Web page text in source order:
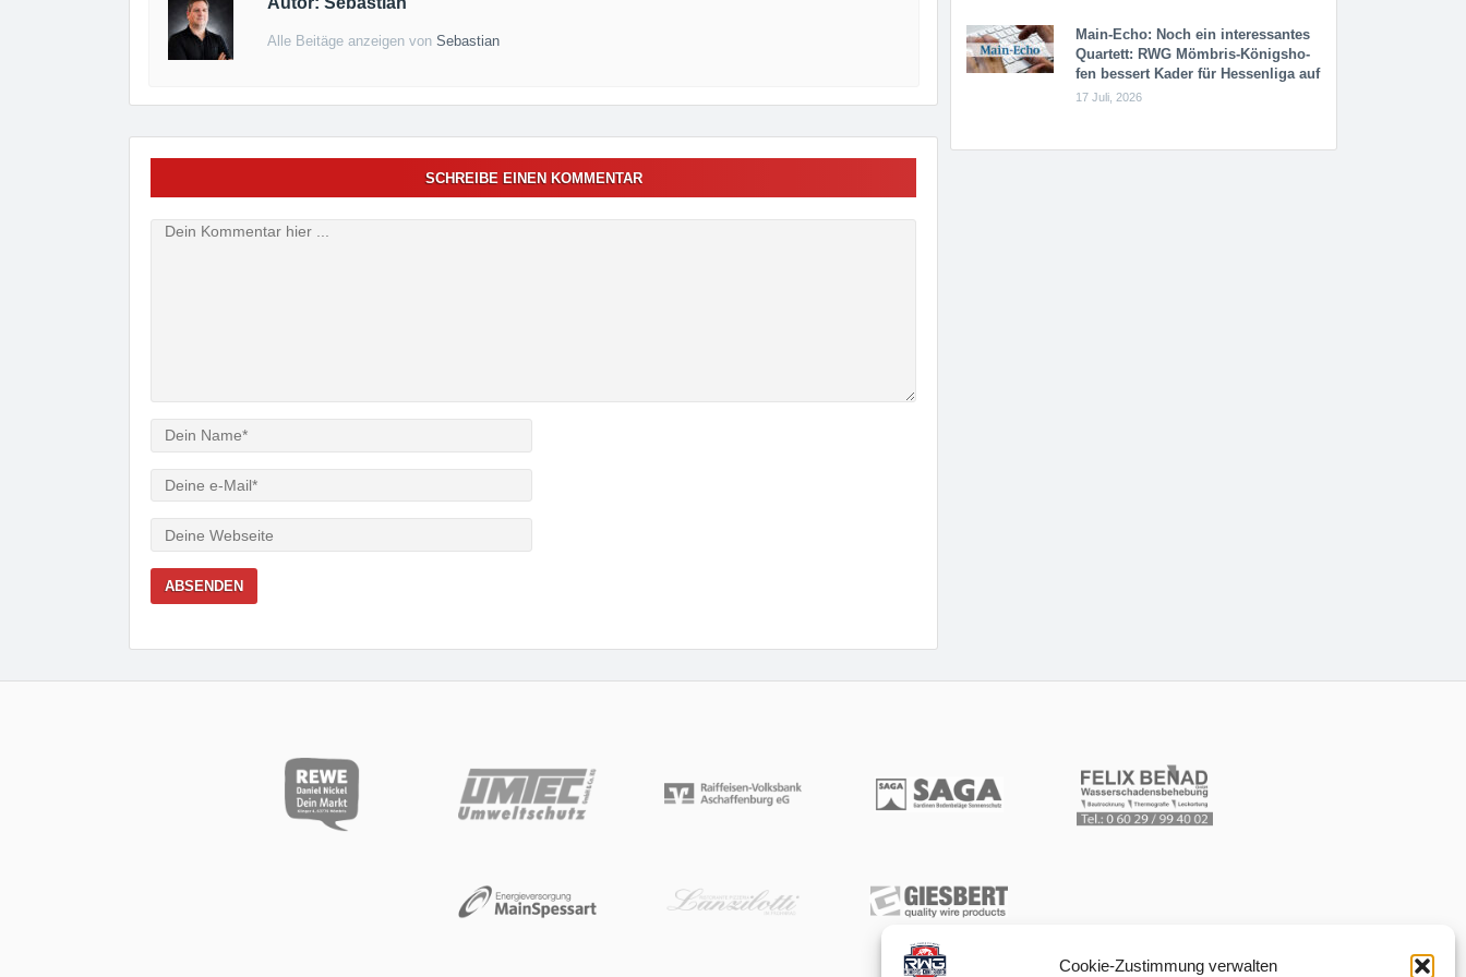
Cookie-Zustimmung verwalten
Alle Beitäge anzeigen vonSebastian
SCHREIBE EINEN KOMMENTAR
Verfasser
Mail
Webseite
Main-Echo: Noch ein in­ter­es­san­tes
Quar­tett: RWG Möm­b­ris-Kö­n­igs­ho­
fen bessert Kader für Hessenliga auf
17 Juli, 2026